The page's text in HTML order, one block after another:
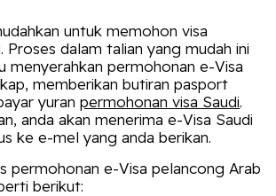
untuk memohon visa
Proses dalam talian yang mudah ini
menyerahkan permohonan e-Visa
memberikan butiran pasport
yuranpermohonan visa Saudi.
anda akan menerima e-Visa Saudi
ke e-mel yang anda berikan.
permohonan e-Visa pelancong Arab
berikut: